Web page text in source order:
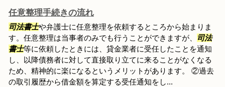
任意整理手続きの流れ
司法書士や弁護士に任意整理を依頼するところから始まりま
す。任意整理は当事者のみでも行うことができますが、
司法
書士等に依頼したときには、貸金業者に受任したことを通知
し、以降債務者に対して直接取り立てに来ることがなくなる
ため、精神的に楽になるというメリットがあります。 ②過去
の取引履歴から借金額を算定する受任通知をし...